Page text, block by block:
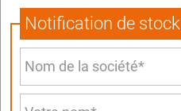
Notification de stock